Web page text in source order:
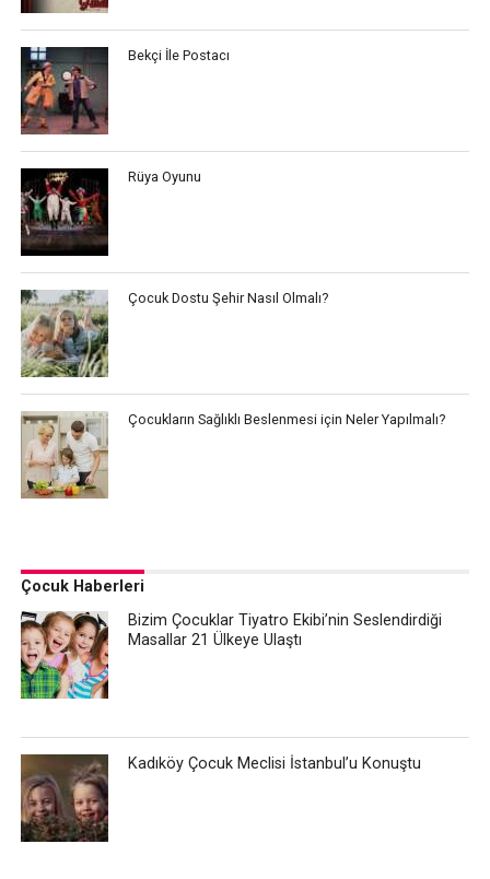
Bekçi İle Postacı
Rüya Oyunu
Çocuk Dostu Şehir Nasıl Olmalı?
Çocukların Sağlıklı Beslenmesi için Neler Yapılmalı?
Çocuk Haberleri
Bizim Çocuklar Tiyatro Ekibi’nin Seslendirdiği
Masallar 21 Ülkeye Ulaştı
Kadıköy Çocuk Meclisi İstanbul’u Konuştu